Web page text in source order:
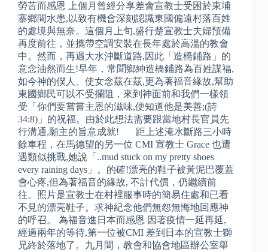
勞苦而感恩 上個月曾經分享差會宣教士受困於東埔
寨鄉間水患,以致有機會深刻認識東國偏遠村落百姓
的處境與無奈。這個月上旬,盛行楚宣教士夫婦預備
再度前往，並攜帶空調安裝在長年處於高溫的教會
中。然而，再遇大水沖斷道路,因此「造橋鋪路」的
意念油然而生!早年，常聞鄉紳造橋鋪路為百姓謀福,
如今神的僕人、使女念茲在茲,更為著福音緣故,幫助
東國鄉民可以不受攔阻，來到神面前和我們一樣領
受「你們要嘗嘗主恩的滋味,便知道他是美善;(詩
34:8)」的祝福。由於此想法需要跟當地村長官員先
行溝通,願主的旨意成就! 距上述淹水斷路三小時
餘車程，在馬德望的另一位 CMI 宣教士 Grace 也遭
遇類似挑戰,她說「..mud stuck on my pretty shoes
every raining days」。的確!漂亮的鞋子被黃泥巴覆蓋
會心疼,但為著福音的緣故, 不計代價，仍繼續前
往。照片是宣教士在村裡服事時的簡易住處和已看
不見的漂亮鞋子。求神紀念他們無怨無悔地回應神
的呼召。 為福音進日本而感恩 因著疫情一延再延,
經過兩年的等待,第一位被CMI 差到日本的宣教士獅
兄終於落地了。九月間，教會和協會地區辦公室舉